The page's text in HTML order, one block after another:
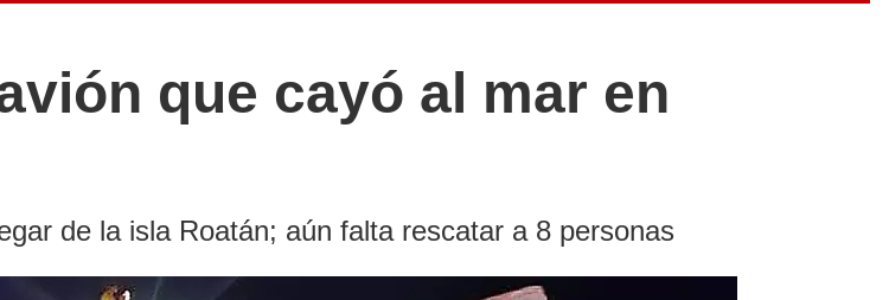
que cayó al mar en
de la isla Roatán; aún falta rescatar a 8 personas